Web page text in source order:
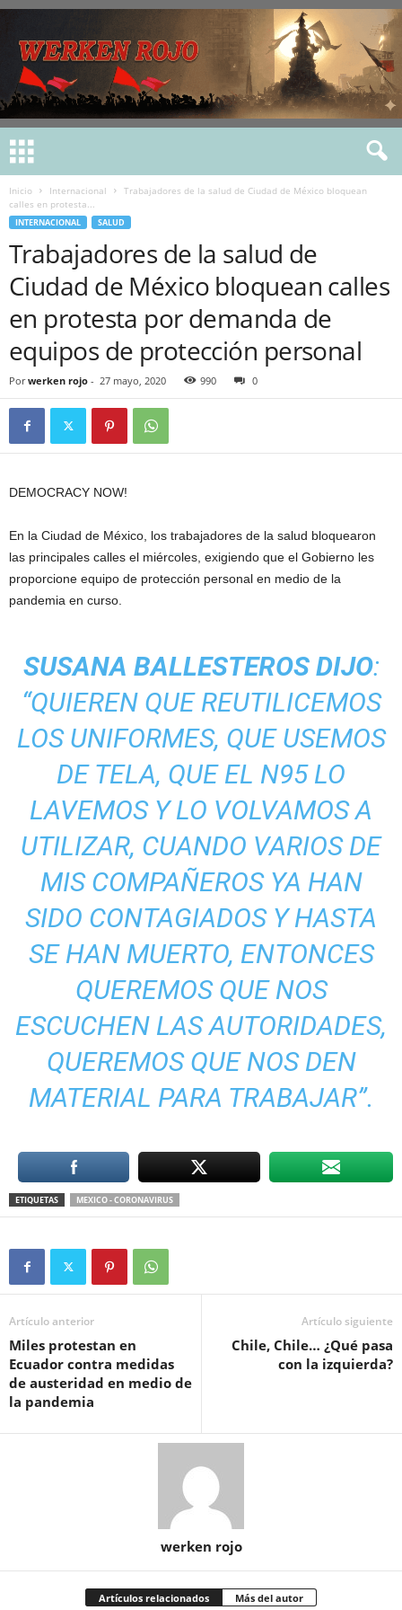
Inicio Internacional
Trabajadores de la salud de Ciudad de México bloquean
calles en protesta...
INTERNACIONAL SALUD
Trabajadores de la salud de
Ciudad de México bloquean calles
en protesta por demanda de
equipos de protección personal
Por werken rojo - 27 mayo, 2020 990 0
DEMOCRACY NOW!
En la Ciudad de México, los trabajadores de la salud bloquearon
las principales calles el miércoles, exigiendo que el Gobierno les
proporcione equipo de protección personal en medio de la
pandemia en curso.
SUSANA BALLESTEROS DIJO:
“QUIEREN QUE REUTILICEMOS
LOS UNIFORMES, QUE USEMOS
DE TELA, QUE EL N95 LO
LAVEMOS Y LO VOLVAMOS A
UTILIZAR, CUANDO VARIOS DE
MIS COMPAÑEROS YA HAN
SIDO CONTAGIADOS Y HASTA
SE HAN MUERTO, ENTONCES
QUEREMOS QUE NOS
ESCUCHEN LAS AUTORIDADES,
QUEREMOS QUE NOS DEN
MATERIAL PARA TRABAJAR”.
ETIQUETAS MEXICO - CORONAVIRUS
Artículo anterior
Miles protestan en
Ecuador contra medidas
de austeridad en medio de
la pandemia
Artículo siguiente
Chile, Chile… ¿Qué pasa
con la izquierda?
werken rojo
Artículos relacionados Más del autor